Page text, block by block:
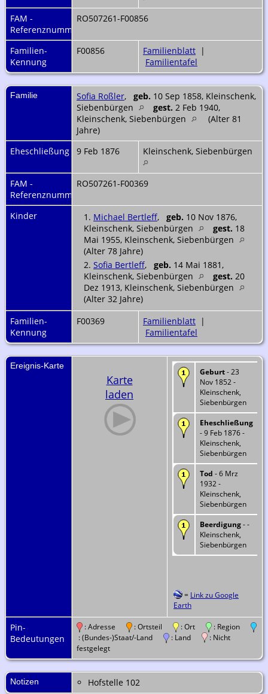
FAM -
Referenznummer
RO507261-F00856
Familien-
Kennung
F00856 Familienblatt |
Familientafel
Familie Sofia Roßler, geb. 10 Sep 1858, Kleinschenk,
Siebenbürgen
gest. 2 Feb 1940,
Kleinschenk, Siebenbürgen
(Alter 81
Jahre)
Eheschließung
9 Feb 1876 Kleinschenk, Siebenbürgen
FAM -
Referenznummer
RO507261-F00369
Kinder 1. Michael Bertleff, geb. 10 Nov 1876,
Kleinschenk, Siebenbürgen
gest. 18
Mai 1955, Kleinschenk, Siebenbürgen
(Alter 78 Jahre)
2. Sofia Bertleff, geb. 14 Mai 1881,
Kleinschenk, Siebenbürgen
gest. 20
Dez 1913, Kleinschenk, Siebenbürgen
(Alter 32 Jahre)
Familien-
Kennung
F00369 Familienblatt |
Familientafel
Ereignis-Karte
Karte
laden
Geburt- 23
Nov 1852 -
Kleinschenk,
Siebenbürgen
Eheschließung
- 9 Feb 1876 -
Kleinschenk,
Siebenbürgen
Tod - 6 Mrz
1932 -
Kleinschenk,
Siebenbürgen
Beerdigung- -
Kleinschenk,
Siebenbürgen
= Link zu Google
Earth
Pin-
Bedeutungen
: Adresse : Ortsteil : Ort
: Region
: (Bundes-)Staat/-Land
: Land
: Nicht
festgelegt
Notizen Hofstelle 102